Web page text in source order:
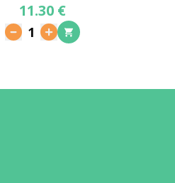
11.30 €
1